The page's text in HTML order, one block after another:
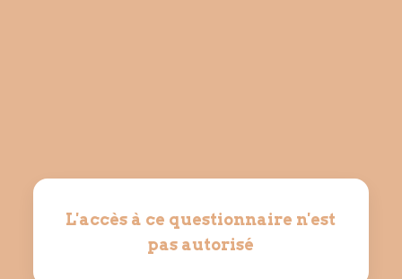
L'accès à ce questionnaire n'est
pas autorisé